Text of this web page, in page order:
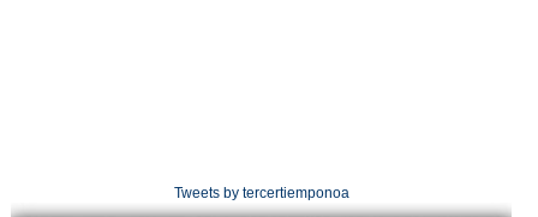
Tweets by tercertiemponoa